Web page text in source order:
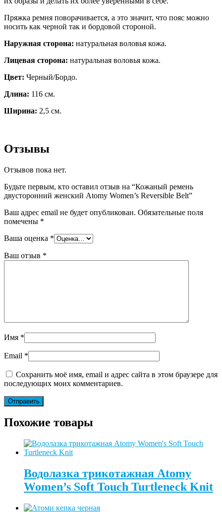
Пряжка ремня поворачивается, а это значит, что пояс можно
носить как черной так и бордовой стороной.
Наружная сторона: натуральная воловья кожа.
Лицевая сторона: натуральная воловья кожа.
Цвет: Черный/Бордо.
Длина: 116 см.
Ширина: 2,5 см.
Отзывы
Отзывов пока нет.
Будьте первым, кто оставил отзыв на “Кожаный ремень
двусторонний женский Atomy Women’s Reversible Belt”
Ваш адрес email не будет опубликован. Обязательные поля
помечены *
Ваша оценка *
Ваш отзыв *
Имя *
Email *
Сохранить моё имя, email и адрес сайта в этом браузере для
последующих моих комментариев.
Похожие товары
Водолазка трикотажная Atomy
Women’s Soft Touch Turtleneck Knit